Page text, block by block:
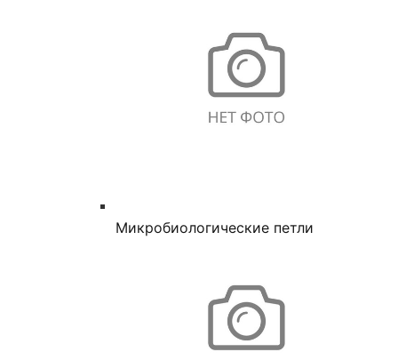
Микробиологические петли